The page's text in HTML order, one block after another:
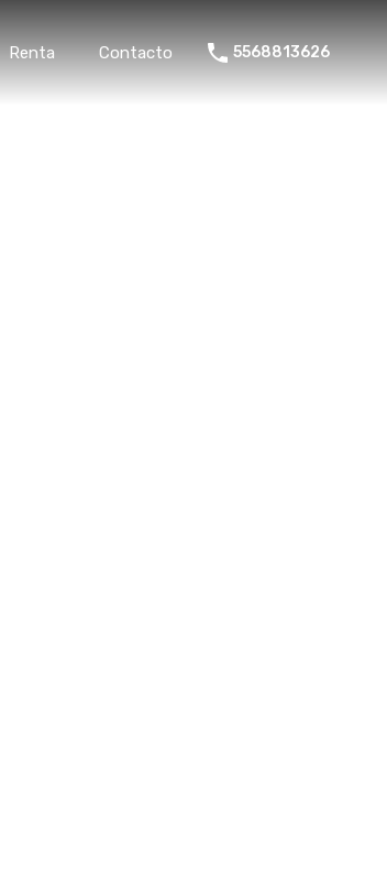
Renta Contacto 5568813626
Renta Contacto 5568813626